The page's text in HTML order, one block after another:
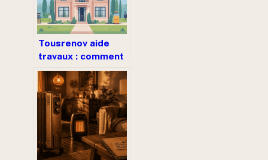
Tousrenov aide
travaux : comment
en profiter pour
vos projets